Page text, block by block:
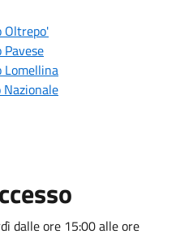
Oltrepo'
Lomellina
dalle ore 15:00 alle ore